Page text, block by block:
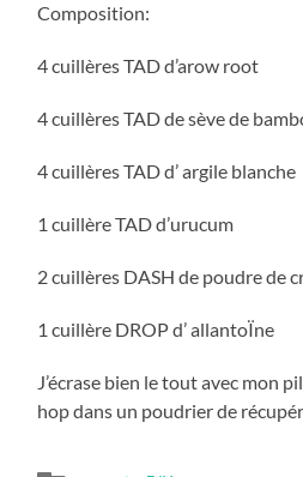
Composition:
4 cuillères TAD d’arow root
4 cuillères TAD de sève de
4 cuillères TAD d’ argile blanche
1 cuillère TAD d’urucum
2 cuillères DASH de poudre de
1 cuillère DROP d’ allantoÏne
J’écrase bien le tout avec mon
hop dans un poudrier de